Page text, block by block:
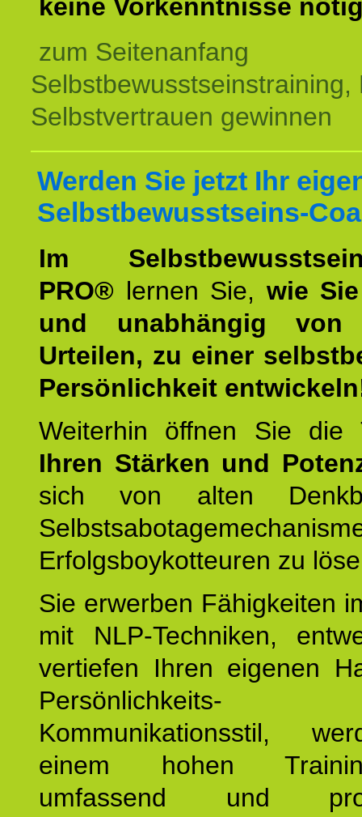
keine Vorkenntnisse
zum Seitenanfang
Selbstbewusstseinstraining,
Selbstvertrauen gewinnen
Werden Sie jetzt Ihr
Selbstbewusstseins-
Im
PRO® lernen Sie, wie
und unabhängig von
Urteilen, zu einer
Persönlichkeit
Weiterhin öffnen Sie
Ihren Stärken und
sich von alten
Erfolgsboykotteuren zu
Sie erwerben Fähigkeiten
mit NLP-Techniken,
vertiefen Ihren eigenen
Kommunikationsstil,
einem hohen
umfassend und